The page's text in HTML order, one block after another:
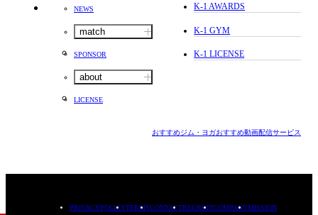
NEWS
match
SPONSOR
about
LICENSE
K-1 AWARDS
K-1 GYM
K-1 LICENSE
おすすめジム・ヨガおすすめ動画配信サービス
PRIVACYPOLICYTERMSCONTACTRECRUITCOMPANYMISSION